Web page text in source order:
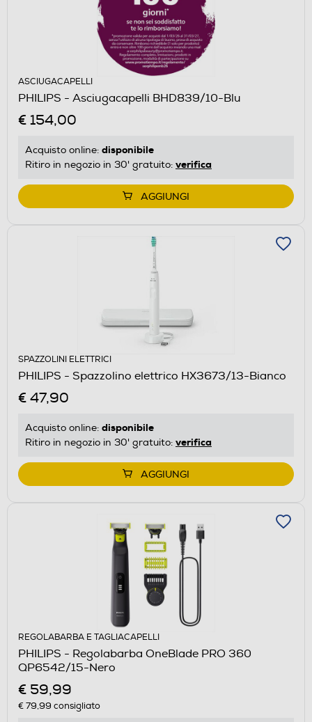
ASCIUGACAPELLI
PHILIPS - Asciugacapelli BHD839/10-Blu
€ 154,00
Acquisto online: disponibile
Ritiro in negozio in 30' gratuito: verifica
AGGIUNGI
SPAZZOLINI ELETTRICI
PHILIPS - Spazzolino elettrico HX3673/13-Bianco
€ 47,90
Acquisto online: disponibile
Ritiro in negozio in 30' gratuito: verifica
AGGIUNGI
REGOLABARBA E TAGLIACAPELLI
PHILIPS - Regolabarba OneBlade PRO 360
QP6542/15-Nero
€ 59,99
€ 79,99 consigliato